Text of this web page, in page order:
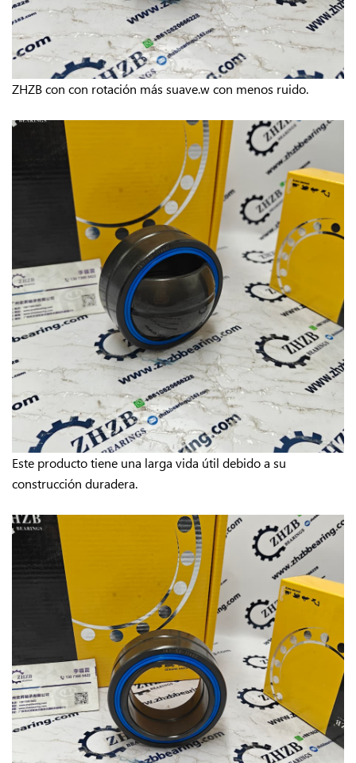
ZHZB con con rotación más suave.wcon menos ruido.
Este producto tiene una larga vida útil debido a su
construcción duradera.